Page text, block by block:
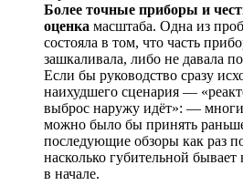
Более точные приборы и
оценка масштаба. Одна из
состояла в том, что часть
зашкаливала, либо не давала
Если бы руководство сразу
наихудшего сценария —
выброс наружу идёт»: —
можно было бы принять
последующие обзоры как раз
насколько губительной
в начале.